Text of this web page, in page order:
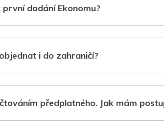
dodání Ekonomu?
i do zahraničí?
předplatného. Jak mám